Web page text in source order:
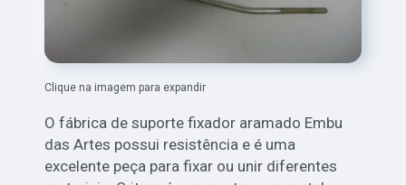
Clique na imagem para expandir
O fábrica de suporte fixador aramado Embu
das Artes possui resistência e é uma
excelente peça para fixar ou unir diferentes